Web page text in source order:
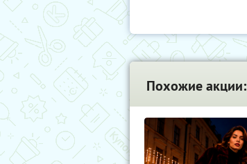
Похожие акции: